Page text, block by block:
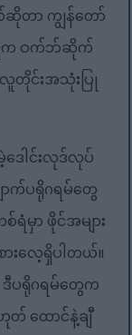
တာ ကျွန်တော်
မှုက ဝက်ဘ်ဆိုက်
တိုင်းအသုံးပြု
ါင်းလုဒ်လုပ်
က်ပရိုဂရမ်တွေ
မှာ ဖိုင်အများ
းလေ့ရှိပါတယ်။
ရိုဂရမ်တွေက
တ် ထောင်နဲ့ချီ